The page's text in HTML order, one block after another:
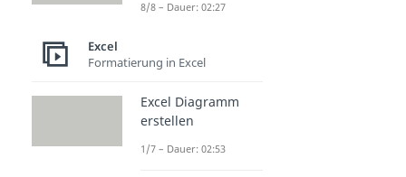
8/8 – Dauer: 02:27
Excel
Formatierung in Excel
Excel Diagramm
erstellen
1/7 – Dauer: 02:53